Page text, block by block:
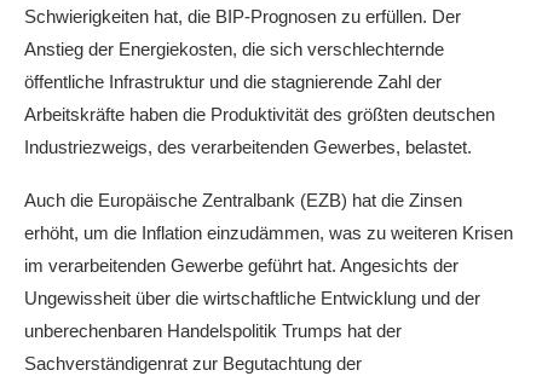
Schwierigkeiten hat, die BIP-Prognosen zu erfüllen. Der
Anstieg der Energiekosten, die sich verschlechternde
öffentliche Infrastruktur und die stagnierende Zahl der
Arbeitskräfte haben die Produktivität des größten deutschen
Industriezweigs, des verarbeitenden Gewerbes, belastet.
Auch die Europäische Zentralbank (EZB) hat die Zinsen
erhöht, um die Inflation einzudämmen, was zu weiteren Krisen
im verarbeitenden Gewerbe geführt hat. Angesichts der
Ungewissheit über die wirtschaftliche Entwicklung und der
unberechenbaren Handelspolitik Trumps hat der
Sachverständigenrat zur Begutachtung der